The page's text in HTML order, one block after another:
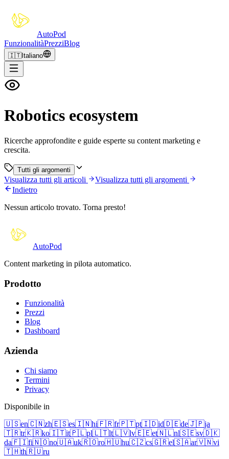
AutoPod
FunzionalitàPrezziBlog
🇮🇹Italiano
Robotics ecosystem
Ricerche approfondite e guide esperte su content marketing e
crescita.
Tutti gli argomenti
Visualizza tutti gli articoli
Visualizza tutti gli argomenti
Indietro
Nessun articolo trovato. Torna presto!
AutoPod
Content marketing in pilota automatico.
Prodotto
Funzionalità
Prezzi
Blog
Dashboard
Azienda
Chi siamo
Termini
Privacy
Disponibile in
🇺🇸en🇨🇳zh🇪🇸es🇮🇳hi🇫🇷fr🇵🇹pt🇮🇩id🇩🇪de🇯🇵ja
🇹🇷tr🇰🇷ko🇮🇹it🇵🇱pl🇱🇹lt🇱🇻lv🇪🇪et🇳🇱nl🇸🇪sv🇩🇰
da🇫🇮fi🇳🇴no🇺🇦uk🇷🇴ro🇭🇺hu🇨🇿cs🇬🇷el🇸🇦ar🇻🇳vi
🇹🇭th🇷🇺ru